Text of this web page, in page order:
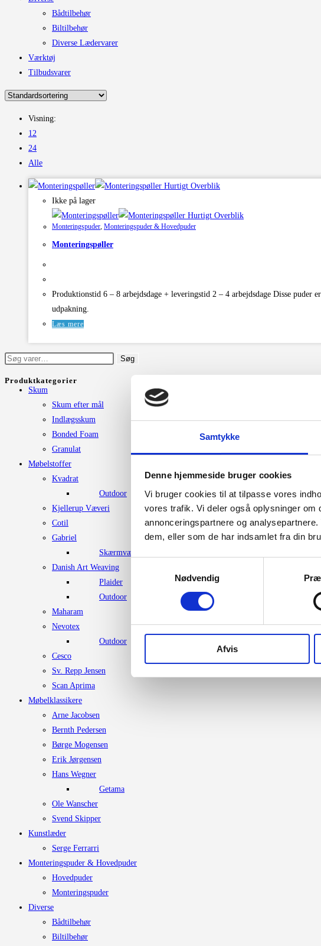
Samtykke
Denne hjemmeside bruger cookies
Vi bruger cookies til at tilpasse vores
vores trafik. Vi deler også oplysninger om
annonceringspartnere og
dem, eller som de har indsamlet fra din
Nødvendig
Afvis
Bådtilbehør
Biltilbehør
Diverse Lædervarer
Værktøj
Tilbudsvarer
Visning:
12
24
Alle
Hurtigt Overblik
Ikke på lager
Hurtigt Overblik
Monteringspuder, Monteringspuder & Hovedpuder
Monteringspøller
Produktionstid 6 – 8 arbejdsdage + leveringstid 2 – 4 arbejdsdage Disse
udpakning.
Læs mere
Søg
Søg
Produktkategorier
Skum
Skum efter mål
Indlægsskum
Bonded Foam
Granulat
Møbelstoffer
Kvadrat
Outdoor
Kjellerup Væveri
Cotil
Gabriel
Skærmvægstof
Danish Art Weaving
Plaider
Outdoor
Maharam
Nevotex
Outdoor
Cesco
Sv. Repp Jensen
Scan Aprima
Møbelklassikere
Arne Jacobsen
Bernth Pedersen
Børge Mogensen
Erik Jørgensen
Hans Wegner
Getama
Ole Wanscher
Svend Skipper
Kunstlæder
Serge Ferrarri
Monteringspuder & Hovedpuder
Hovedpuder
Monteringspuder
Diverse
Bådtilbehør
Biltilbehør